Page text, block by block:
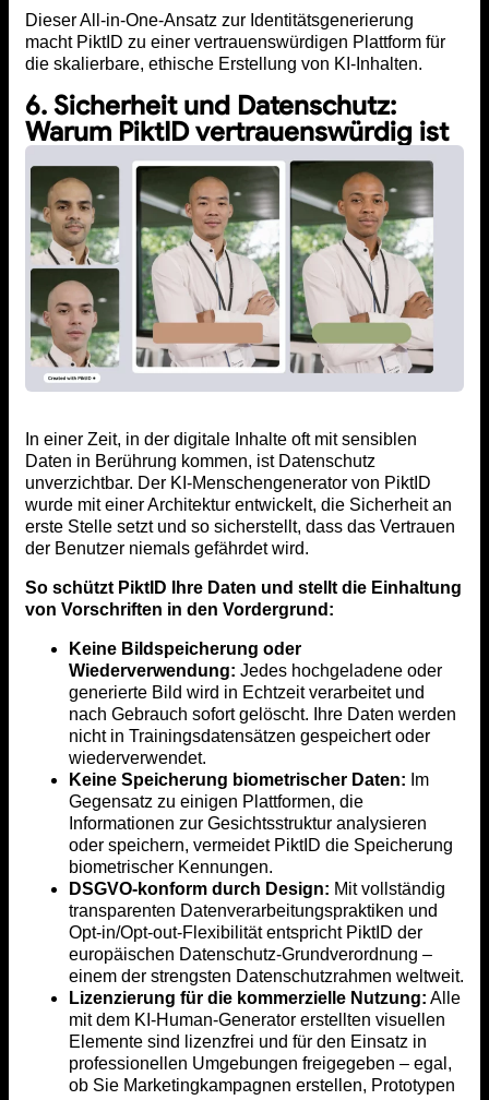
Dieser All-in-One-Ansatz zur Identitätsgenerierung
macht PiktID zu einer vertrauenswürdigen Plattform für
die skalierbare, ethische Erstellung von KI-Inhalten.
6. Sicherheit und Datenschutz:
Warum PiktID vertrauenswürdig ist
In einer Zeit, in der digitale Inhalte oft mit sensiblen
Daten in Berührung kommen, ist Datenschutz
unverzichtbar. Der KI-Menschengenerator von PiktID
wurde mit einer Architektur entwickelt, die Sicherheit an
erste Stelle setzt und so sicherstellt, dass das Vertrauen
der Benutzer niemals gefährdet wird.
So schützt PiktID Ihre Daten und stellt die Einhaltung
von Vorschriften in den Vordergrund:
Keine Bildspeicherung oder
Wiederverwendung: Jedes hochgeladene oder
generierte Bild wird in Echtzeit verarbeitet und
nach Gebrauch sofort gelöscht. Ihre Daten werden
nicht in Trainingsdatensätzen gespeichert oder
wiederverwendet.
Keine Speicherung biometrischer Daten: Im
Gegensatz zu einigen Plattformen, die
Informationen zur Gesichtsstruktur analysieren
oder speichern, vermeidet PiktID die Speicherung
biometrischer Kennungen.
DSGVO-konform durch Design: Mit vollständig
transparenten Datenverarbeitungspraktiken und
Opt-in/Opt-out-Flexibilität entspricht PiktID der
europäischen Datenschutz-Grundverordnung –
einem der strengsten Datenschutzrahmen weltweit.
Lizenzierung für die kommerzielle Nutzung: Alle
mit dem KI-Human-Generator erstellten visuellen
Elemente sind lizenzfrei und für den Einsatz in
professionellen Umgebungen freigegeben – egal,
ob Sie Marketingkampagnen erstellen, Prototypen